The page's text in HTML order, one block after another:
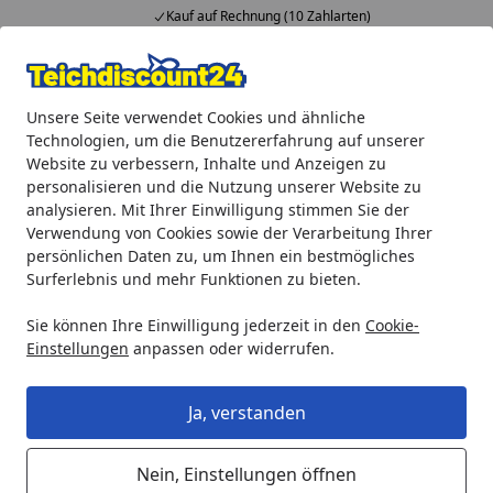
Unsere Seite verwendet Cookies und ähnliche
Technologien, um die Benutzererfahrung auf unserer
Website zu verbessern, Inhalte und Anzeigen zu
personalisieren und die Nutzung unserer Website zu
analysieren. Mit Ihrer Einwilligung stimmen Sie der
Verwendung von Cookies sowie der Verarbeitung Ihrer
persönlichen Daten zu, um Ihnen ein bestmögliches
Surferlebnis und mehr Funktionen zu bieten.
Sie können Ihre Einwilligung jederzeit in den Cookie-
Einstellungen anpassen oder widerrufen.
Ja, verstanden
Nein, Einstellungen öffnen
Kauf auf Rechnung (10 Zahlarten)
Alle Produkte
Mein Konto
Suchen
Startseite
Oase BG Ersatzrotor für Aquarius Universal 1000 (26193)
Oase BG Ersatzrotor für Aquarius
Universal 1000 (26193)